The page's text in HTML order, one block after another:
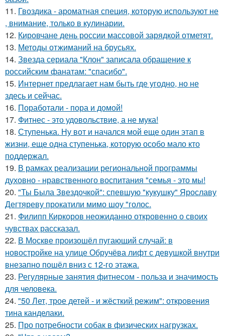
11. Гвоздика - ароматная специя, которую используют не
, внимание, только в кулинарии.
12. Кировчане день россии массовой зарядкой отметят.
13. Методы отжиманий на брусьях.
14. Звезда сериала "Клон" записала обращение к
российским фанатам: "спасибо".
15. Интернет предлагает нам быть где угодно, но не
здесь и сейчас.
16. Поработали - пора и домой!
17. Фитнес - это удовольствие, а не мука!
18. Ступенька. Ну вот и начался мой еще один этап в
жизни, еще одна ступенька, которую особо мало кто
поддержал.
19. В рамках реализации региональной программы
духовно - нравственного воспитания "семья - это мы!
20. "Ты Была Звездочкой": спевшую "кукушку" Ярославу
Дегтяреву прокатили мимо шоу "голос.
21. Филипп Киркоров неожиданно откровенно о своих
чувствах рассказал.
22. В Москве произошёл пугающий случай: в
новостройке на улице Обручёва лифт с девушкой внутри
внезапно пошёл вниз с 12-го этажа.
23. Регулярные занятия фитнесом - польза и значимость
для человека.
24. "50 Лет, трое детей - и жёсткий режим": откровения
тина канделаки.
25. Про потребности собак в физических нагрузках.